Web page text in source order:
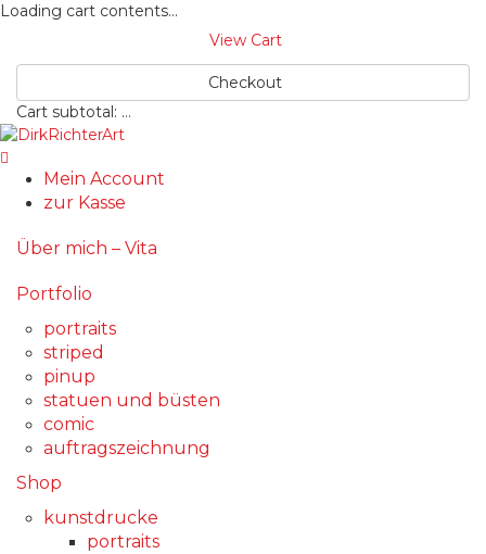
Loading cart contents...
View Cart
Checkout
Cart subtotal: …
Mein Account
zur Kasse
Über mich – Vita
Portfolio
portraits
striped
pinup
statuen und büsten
comic
auftragszeichnung
Shop
kunstdrucke
portraits